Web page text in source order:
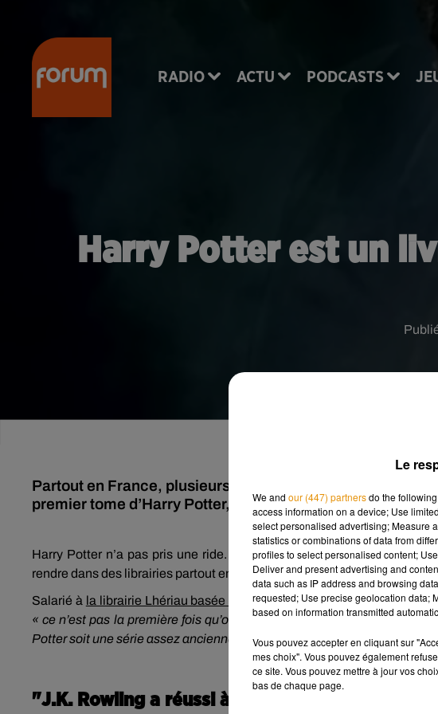
RADIO ACTU PODCASTS
Harry Potter est un
Partout en France, plusieurs librairies fêtent jusqu’au
premier tome d’Harry Potter, en organisant de
Harry Potter n’a pas pris une ride. 25 ans après l’apparition du
rendre dans des librairies partout en Francepour célébrer son
Salarié à la librairie Lhériau basée à Angers, Sébastien Pitault assure
« ce n’est pas la première fois qu’on participe, car c’est un
Potter soit une série assez ancienne, les lecteurs sont impatients de se
"J.K. Rowling a réussi à rendre son personnage
Le
We and our (447) partnersdo the
access information on a device; Use
select personalised advertising; Measure
statistics or combinations of data from
profiles to select personalised content;
Deliver and present advertising and
data such as IP address and browsing
requested; Use precise geolocation data;
based on information transmitted
Vous pouvez accepter en cliquant sur
mes choix". Vous pouvez également
ce site. Vous pouvez mettre à jour vos
bas de chaque page.